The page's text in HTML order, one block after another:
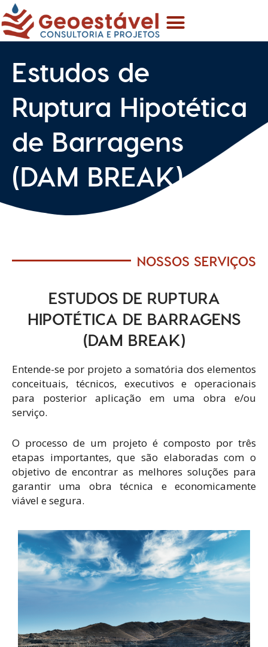
para
o
Menu
Estudos de
Ruptura Hipotética
de Barragens
(DAM BREAK)
NOSSOS SERVIÇOS
ESTUDOS DE RUPTURA
HIPOTÉTICA DE BARRAGENS
(DAM BREAK)
Entende-se por projeto a somatória dos elementos
conceituais, técnicos, executivos e operacionais
para posterior aplicação em uma obra e/ou
serviço.
O processo de um projeto é composto por três
etapas importantes, que são elaboradas com o
objetivo de encontrar as melhores soluções para
garantir uma obra técnica e economicamente
viável e segura.